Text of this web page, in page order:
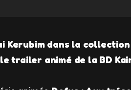
Kerubim dans la
trailer animé de la BD